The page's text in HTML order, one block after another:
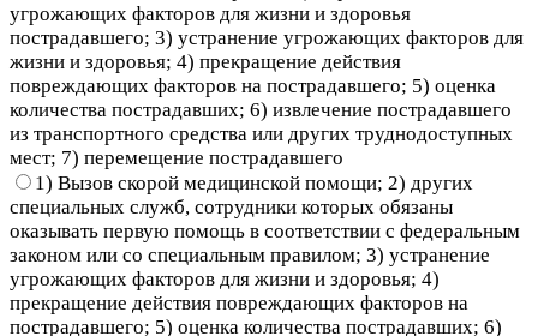
угрожающих факторов для жизни и здоровья
пострадавшего; 3) устранение угрожающих факторов для
жизни и здоровья; 4) прекращение действия
повреждающих факторов на пострадавшего; 5) оценка
количества пострадавших; 6) извлечение пострадавшего
из транспортного средства или других труднодоступных
мест; 7) перемещение пострадавшего
1) Вызов скорой медицинской помощи; 2) других
специальных служб, сотрудники которых обязаны
оказывать первую помощь в соответствии с федеральным
законом или со специальным правилом; 3) устранение
угрожающих факторов для жизни и здоровья; 4)
прекращение действия повреждающих факторов на
пострадавшего; 5) оценка количества пострадавших; 6)